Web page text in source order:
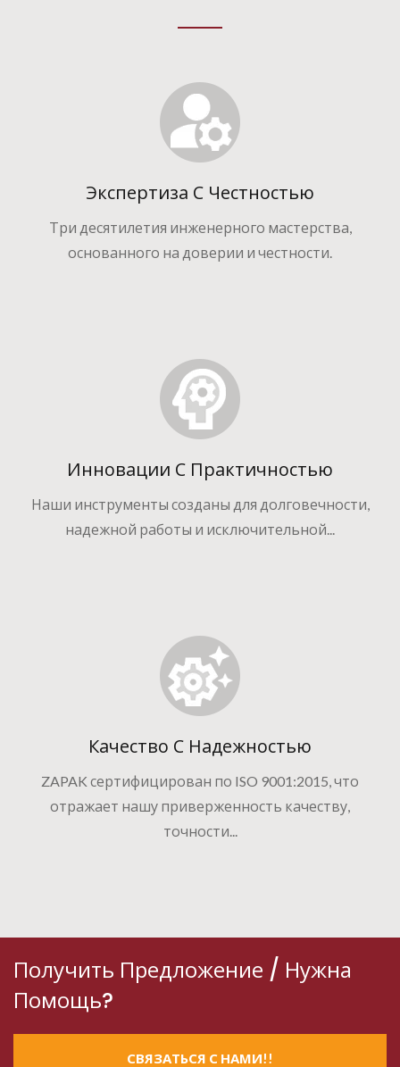
Экспертиза С Честностью
Три десятилетия инженерного мастерства,
основанного на доверии и честности.
Инновации С Практичностью
Наши инструменты созданы для долговечности,
надежной работы и исключительной...
Качество С Надежностью
ZAPAK сертифицирован по ISO 9001:2015, что
отражает нашу приверженность качеству,
точности...
Получить Предложение / Нужна
Помощь?
СВЯЗАТЬСЯ С НАМИ!!